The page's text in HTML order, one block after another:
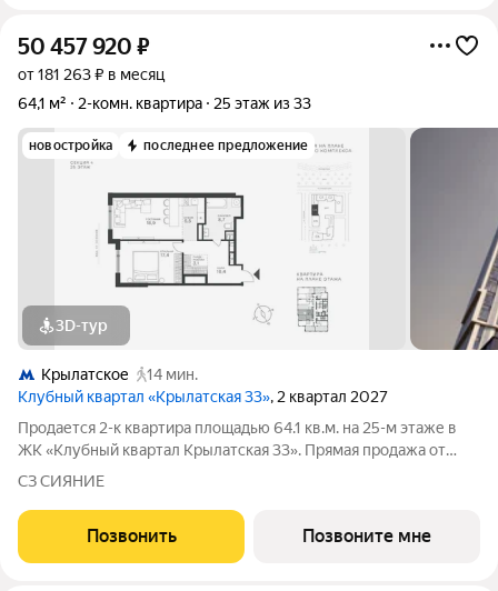
50 457 920 ₽
от 181 263 ₽ в месяц
64,1 м²
2-комн. квартира 25 этаж из 33
новостройка последнее предложение
3D-тур
Крылатское
14 мин.
Клубный квартал «Крылатская 33», 2 квартал 2027
Продается 2-к квартира площадью 64.1 кв.м. на 25-м этаже в
ЖК «Клубный квартал Крылатская 33». Прямая продажа от
застройщика! Крылатская 33 - проект премиум-класса на
«Сияние». Комплекс расположен
СЗ СИЯНИЕ
Позвонить Позвоните мне